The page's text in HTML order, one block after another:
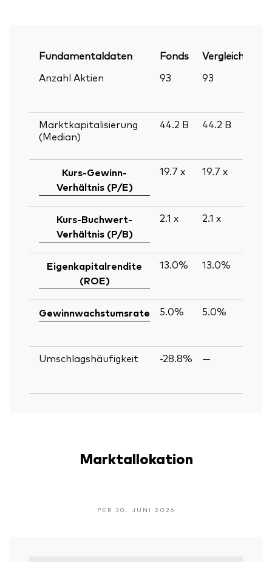
Fundamentaldaten Fonds
Anzahl Aktien
93 93
Marktkapitalisierung
(Median)
44.2 B 44.2 B
Kurs-Gewinn-
Verhältnis (P/E)
19.7 x 19.7 x
Kurs-Buchwert-
Verhältnis (P/B)
2.1 x 2.1 x
Eigenkapitalrendite
(ROE)
13.0% 13.0%
Gewinnwachstumsrate 5.0% 5.0%
Umschlagshäufigkeit -28.8% —
Marktallokation
PER 30. JUNI 2026